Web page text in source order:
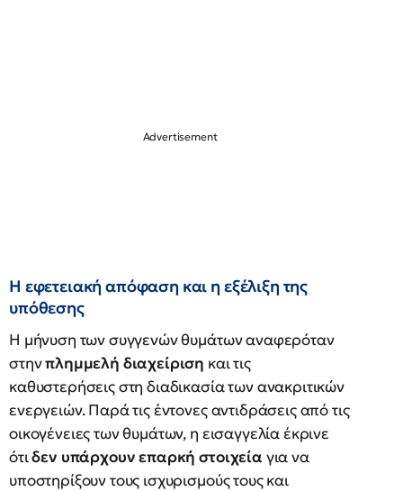
Η εφετειακή απόφαση και η εξέλιξη της
υπόθεσης
Η μήνυση των συγγενών θυμάτων αναφερόταν
στηνπλημμελή διαχείριση και τις
καθυστερήσεις στη διαδικασία των ανακριτικών
ενεργειών. Παρά τις έντονες αντιδράσεις από τις
οικογένειες των θυμάτων, η εισαγγελία έκρινε
ότιδεν υπάρχουν επαρκή στοιχεία για να
υποστηρίξουν τους ισχυρισμούς τους και